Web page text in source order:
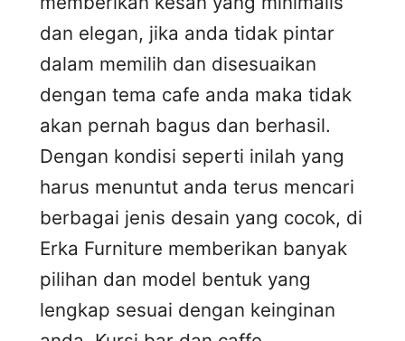
dan elegan, jika anda tidak pintar
dalam memilih dan disesuaikan
dengan tema cafe anda maka tidak
akan pernah bagus dan berhasil.
Dengan kondisi seperti inilah yang
harus menuntut anda terus mencari
berbagai jenis desain yang cocok, di
Erka Furniture memberikan banyak
pilihan dan model bentuk yang
lengkap sesuai dengan keinginan